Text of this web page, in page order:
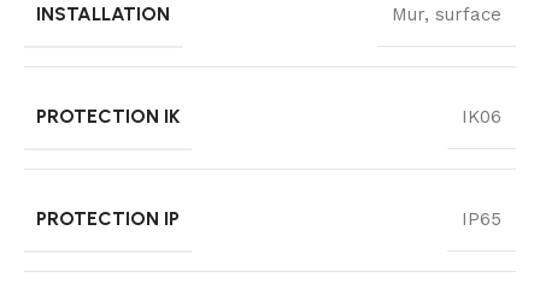
INSTALLATION Mur, surface
PROTECTION IK IK06
PROTECTION IP IP65